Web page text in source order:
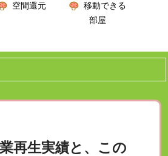
空間還元
移動できる
部屋
再生実績と、この